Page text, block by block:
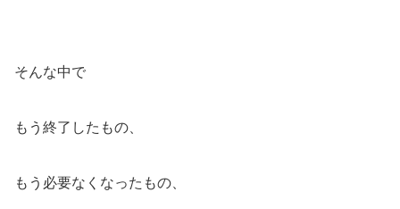
そんな中で
もう終了したもの、
もう必要なくなったもの、